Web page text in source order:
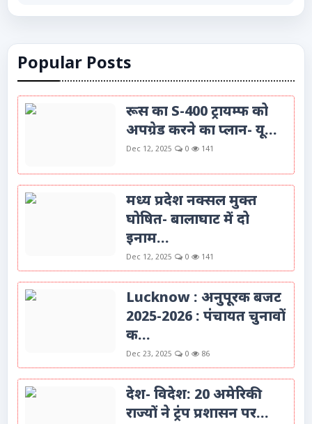
Popular Posts
रूस का S-400 ट्रायम्फ को
अपग्रेड करने का प्लान- यू...
Dec 12, 2025 0 141
मध्य प्रदेश नक्सल मुक्त
घोषित- बालाघाट में दो
इनाम...
Dec 12, 2025 0 141
Lucknow : अनुपूरक बजट
2025-2026 : पंचायत चुनावों
क...
Dec 23, 2025 0 86
देश- विदेश: 20 अमेरिकी
राज्यों ने ट्रंप प्रशासन पर...